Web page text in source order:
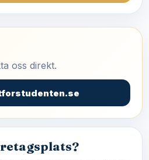
oss direkt.